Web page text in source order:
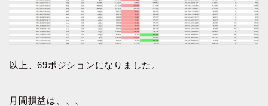
以上、69ポジションになりました。
月間損益は、、、